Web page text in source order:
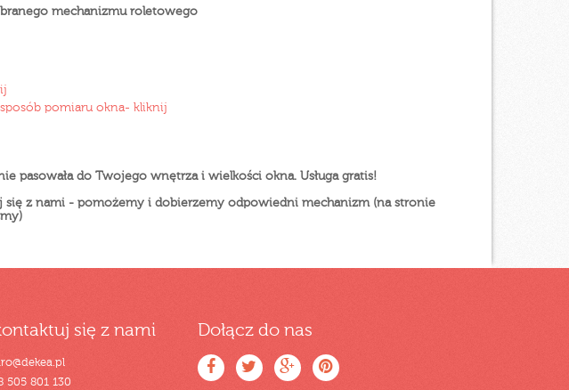
mechanizmu roletowego
pomiaru okna- kliknij
pasowała do Twojego wnętrza i wielkości okna. Usługa gratis!
z nami - pomożemy i dobierzemy odpowiedni mechanizm (na stronie
się z nami
505 801 130
Dołącz do nas